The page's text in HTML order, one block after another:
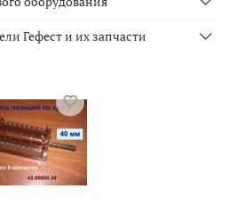
Гефест и их запчасти